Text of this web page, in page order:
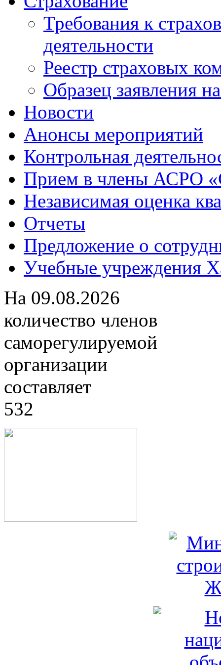
Требования к
деятельности
Реестр страховых
Образец заявления
Новости
Анонсы мероприятий
Контрольная
Прием в члены АСРО
Независимая оценка
Отчеты
Предложение о
Учебные учреждения
На 09.08.2026
количество членов
саморегулируемой
организации
составляет
532